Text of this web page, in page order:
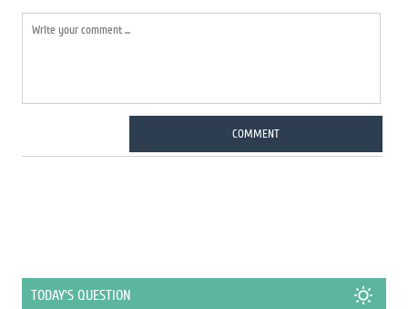
COMMENT
TODAY'S QUESTION